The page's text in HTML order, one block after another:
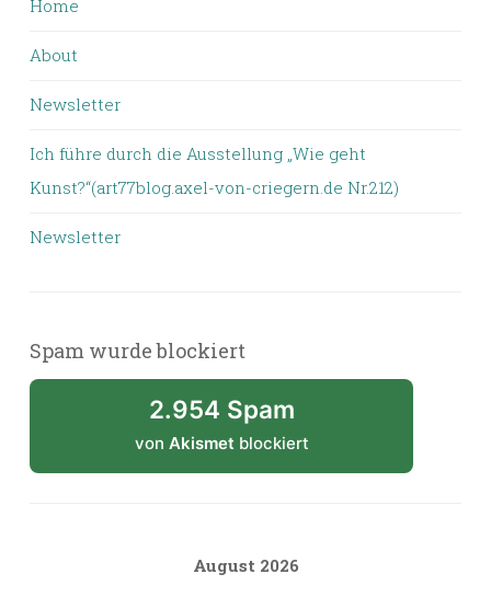
Home
About
Newsletter
Ich führe durch die Ausstellung „Wie geht
Kunst?“(art77blog.axel-von-criegern.de Nr.212)
Newsletter
Spam wurde blockiert
2.954 Spam
von Akismet blockiert
August 2026